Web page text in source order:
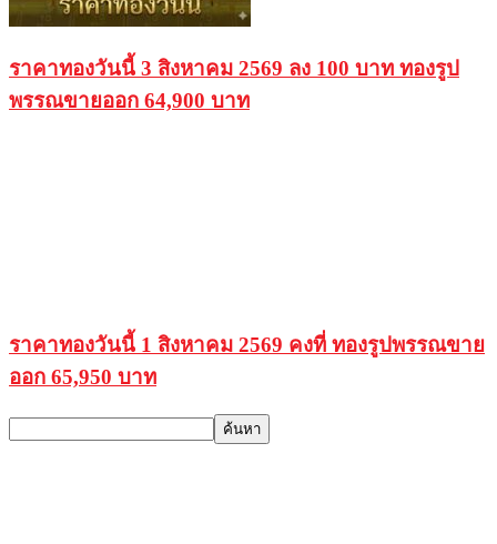
ราคาทองวันนี้ 3 สิงหาคม 2569 ลง 100 บาท ทองรูป
พรรณขายออก 64,900 บาท
ราคาทองวันนี้ 1 สิงหาคม 2569 คงที่ ทองรูปพรรณขาย
ออก 65,950 บาท